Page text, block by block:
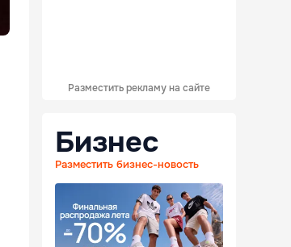
Разместить рекламу на сайте
Бизнес
Разместить бизнес-новость